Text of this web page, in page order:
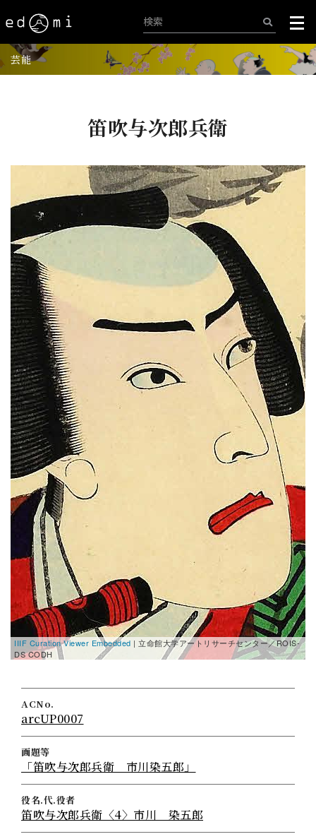
芸能
笛吹与次郎兵衛
-
IIIF Curation Viewer Embedded | 立命館大学アートリサーチセンター／ROIS-
DS CODH
ACNo.
arcUP0007
画題等
「笛吹与次郎兵衛 市川染五郎」
役名.代.役者
笛吹与次郎兵衛〈4〉市川 染五郎